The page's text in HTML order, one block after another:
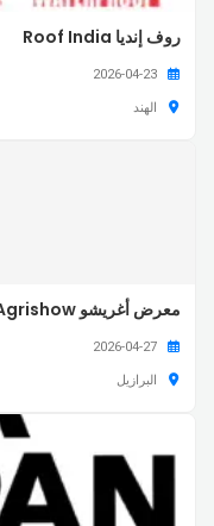
روف إنديا Roof India
الهند
معرض أغريشو Agrishow
البرازيل